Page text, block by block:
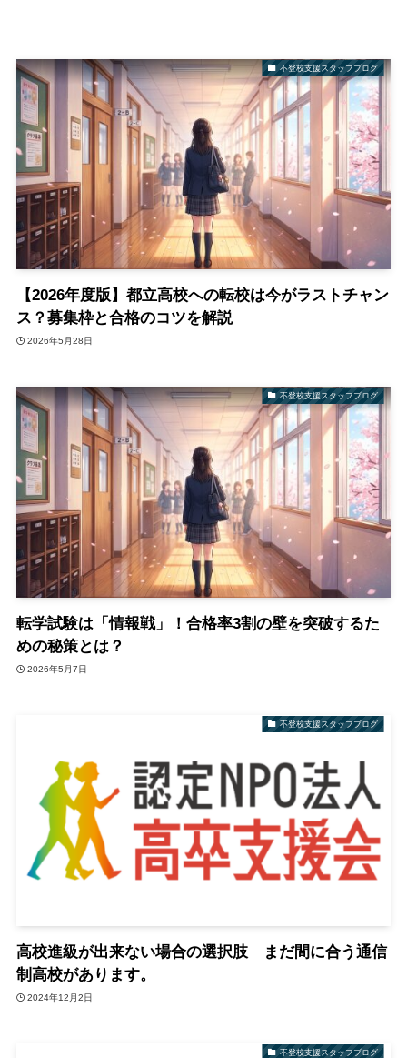
不登校支援スタッフブログ
【2026年度版】都立高校への転校は今がラストチャン
ス？募集枠と合格のコツを解説
2026年5月28日
不登校支援スタッフブログ
転学試験は「情報戦」！合格率3割の壁を突破するた
めの秘策とは？
2026年5月7日
不登校支援スタッフブログ
高校進級が出来ない場合の選択肢 まだ間に合う通信
制高校があります。
2024年12月2日
不登校支援スタッフブログ